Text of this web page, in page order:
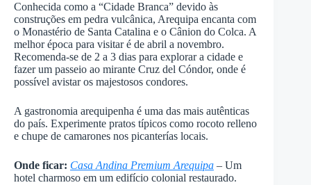
Conhecida como a “Cidade Branca” devido às
construções em pedra vulcânica, Arequipa encanta com
o Monastério de Santa Catalina e o Cânion do Colca. A
melhor época para visitar é de abril a novembro.
Recomenda-se de 2 a 3 dias para explorar a cidade e
fazer um passeio ao mirante Cruz del Cóndor, onde é
possível avistar os majestosos condores.
A gastronomia arequipenha é uma das mais autênticas
do país. Experimente pratos típicos como rocoto relleno
e chupe de camarones nos picanterías locais.
Onde ficar: Casa Andina Premium Arequipa – Um
hotel charmoso em um edifício colonial restaurado.